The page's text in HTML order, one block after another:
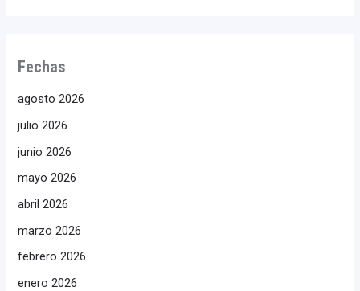
Fechas
agosto 2026
julio 2026
junio 2026
mayo 2026
abril 2026
marzo 2026
febrero 2026
enero 2026